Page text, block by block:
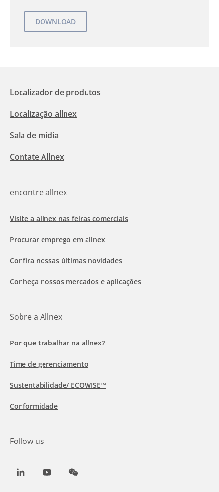
Localizador de produtos
Localização allnex
Sala de mídia
Contate Allnex
encontre allnex
Visite a allnex nas feiras comerciais
Procurar emprego em allnex
Confira nossas últimas novidades
Conheça nossos mercados e aplicações
Sobre a Allnex
Por que trabalhar na allnex?
Time de gerenciamento
Sustentabilidade/ ECOWISE™
Conformidade
Follow us
LinkedInYoutubeWeChat